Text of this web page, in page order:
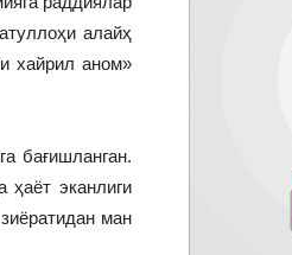
алайҳ
хайрил аном»
бағишланган.
ҳаёт эканлиги
ман